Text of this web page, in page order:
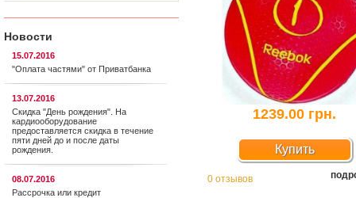
Новости
15.07.2016
"Оплата частями" от Приватбанка
13.07.2016
Скидка "День рождения". На
кардиооборудование
предоставляется cкидка в течение
пяти дней до и после даты
рождения.
08.07.2016
Рассрочка или кредит
1239.00 грн.
Купить
0 отзывов